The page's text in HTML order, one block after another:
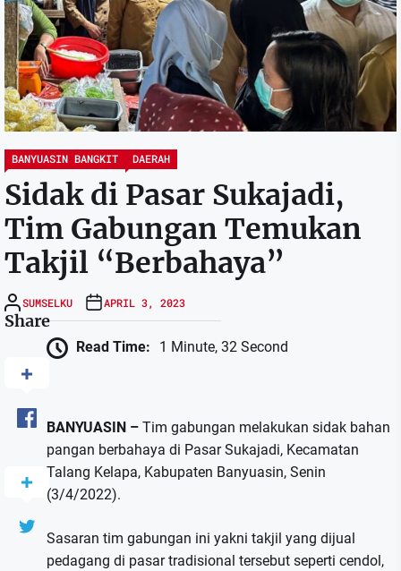
BANYUASIN BANGKIT DAERAH
Sidak di Pasar Sukajadi,
Tim Gabungan Temukan
Takjil “Berbahaya”
SUMSELKU APRIL 3, 2023
Share
Read Time: 1 Minute, 32 Second
BANYUASIN –Tim gabungan melakukan sidak bahan
pangan berbahaya di Pasar Sukajadi, Kecamatan
Talang Kelapa, Kabupaten Banyuasin, Senin
(3/4/2022).
Sasaran tim gabungan ini yakni takjil yang dijual
pedagang di pasar tradisional tersebut seperti cendol,